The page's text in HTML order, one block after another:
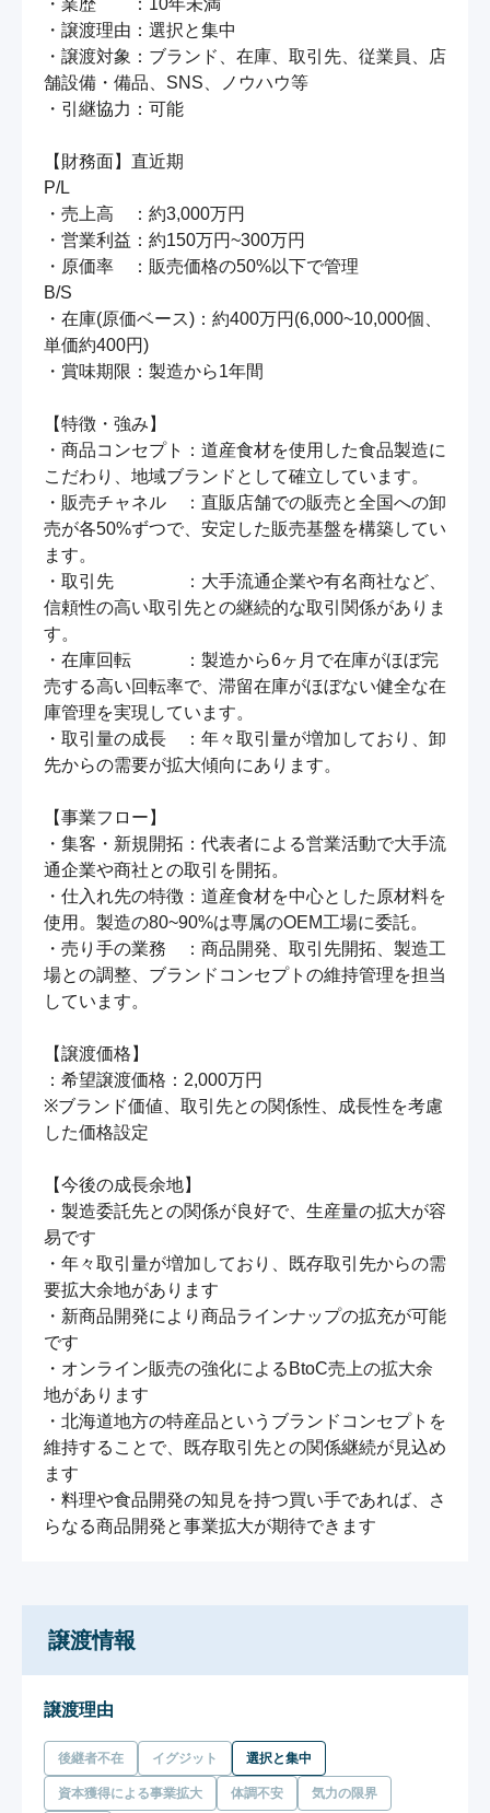
・業歴　　：10年未満
・譲渡理由：選択と集中
・譲渡対象：ブランド、在庫、取引先、従業員、店
舗設備・備品、SNS、ノウハウ等
・引継協力：可能
【財務面】直近期
P/L
・売上高　：約3,000万円
・営業利益：約150万円~300万円
・原価率　：販売価格の50%以下で管理
B/S
・在庫(原価ベース)：約400万円(6,000~10,000個、
単価約400円)
・賞味期限：製造から1年間
【特徴・強み】
・商品コンセプト：道産食材を使用した食品製造に
こだわり、地域ブランドとして確立しています。
・販売チャネル　：直販店舗での販売と全国への卸
売が各50%ずつで、安定した販売基盤を構築してい
ます。
・取引先　　　　：大手流通企業や有名商社など、
信頼性の高い取引先との継続的な取引関係がありま
す。
・在庫回転　　　：製造から6ヶ月で在庫がほぼ完
売する高い回転率で、滞留在庫がほぼない健全な在
庫管理を実現しています。
・取引量の成長　：年々取引量が増加しており、卸
先からの需要が拡大傾向にあります。
【事業フロー】
・集客・新規開拓：代表者による営業活動で大手流
通企業や商社との取引を開拓。
・仕入れ先の特徴：道産食材を中心とした原材料を
使用。製造の80~90%は専属のOEM工場に委託。
・売り手の業務　：商品開発、取引先開拓、製造工
場との調整、ブランドコンセプトの維持管理を担当
しています。
【譲渡価格】
：希望譲渡価格：2,000万円
※ブランド価値、取引先との関係性、成長性を考慮
した価格設定
【今後の成長余地】
・製造委託先との関係が良好で、生産量の拡大が容
易です
・年々取引量が増加しており、既存取引先からの需
要拡大余地があります
・新商品開発により商品ラインナップの拡充が可能
です
・オンライン販売の強化によるBtoC売上の拡大余
地があります
・北海道地方の特産品というブランドコンセプトを
維持することで、既存取引先との関係継続が見込め
ます
・料理や食品開発の知見を持つ買い手であれば、さ
らなる商品開発と事業拡大が期待できます
譲渡情報
譲渡理由
後継者不在 イグジット 選択と集中
資本獲得による事業拡大 体調不安 気力の限界